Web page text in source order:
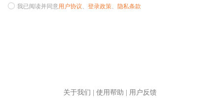
我已阅读并同意用户协议、 登录政策、 隐私条款
关于我们 使用帮助 用户反馈